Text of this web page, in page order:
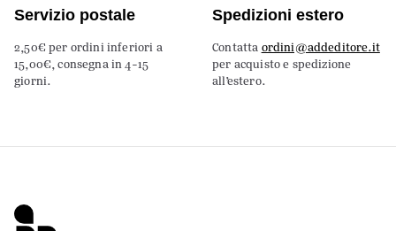
Servizio postale
2,50€ per ordini inferiori a
15,00€, consegna in 4-15
giorni.
Spedizioni estero
Contatta ordini@addeditore.it
per acquisto e spedizione
all’estero.